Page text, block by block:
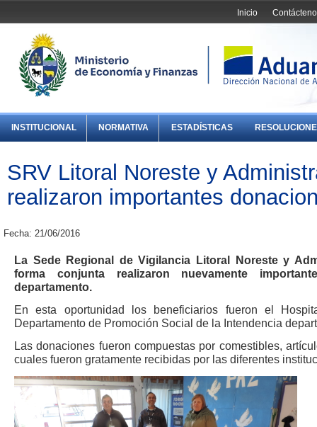
Inicio
INSTITUCIONAL NORMATIVA ESTADÍSTICAS
SRV Litoral Noreste y
realizaron importantes
Fecha: 21/06/2016
La Sede Regional de Vigilancia Litoral Noreste y
forma conjunta realizaron nuevamente
departamento.
En esta oportunidad los beneficiarios fueron el
Departamento de Promoción Social de la Intendencia
Las donaciones fueron compuestas por comestibles,
cuales fueron gratamente recibidas por las diferentes